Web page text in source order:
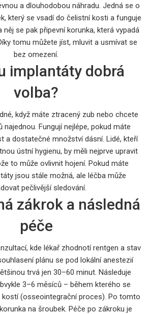
a dlouhodobou náhradu. Jedná se o
který se vsadí do čelistní kosti a funguje
něj se pak připevní korunka, která vypadá
tomu můžete jíst, mluvit a usmívat se
bez omezení.
implantáty dobrá
volba?
když máte ztracený zub nebo chcete
najednou. Fungují nejlépe, pokud máte
a dostatečné množství dásní. Lidé, kteří
ústní hygienu, by měli nejprve upravit
to může ovlivnit hojení. Pokud máte
jsou stále možná, ale léčba může
pečlivější sledování.
zákrok a následná
péče
kde lékař zhodnotí rentgen a stav
plánu se pod lokální anestezií
trvá jen 30–60 minut. Následuje
3–6 měsíců – během kterého se
(osseointegrační proces). Po tomto
na šroubek. Péče po zákroku je